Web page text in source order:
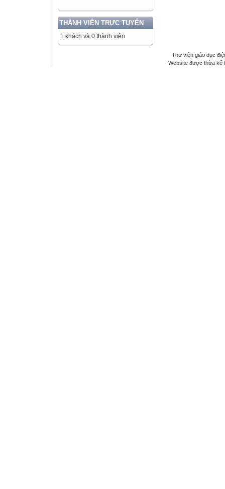
THÀNH VIÊN TRỰC TUYẾN
1 khách và 0 thành viên
Thư viện giáo dục
Website được thừa kế